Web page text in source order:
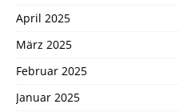
April 2025
März 2025
Februar 2025
Januar 2025